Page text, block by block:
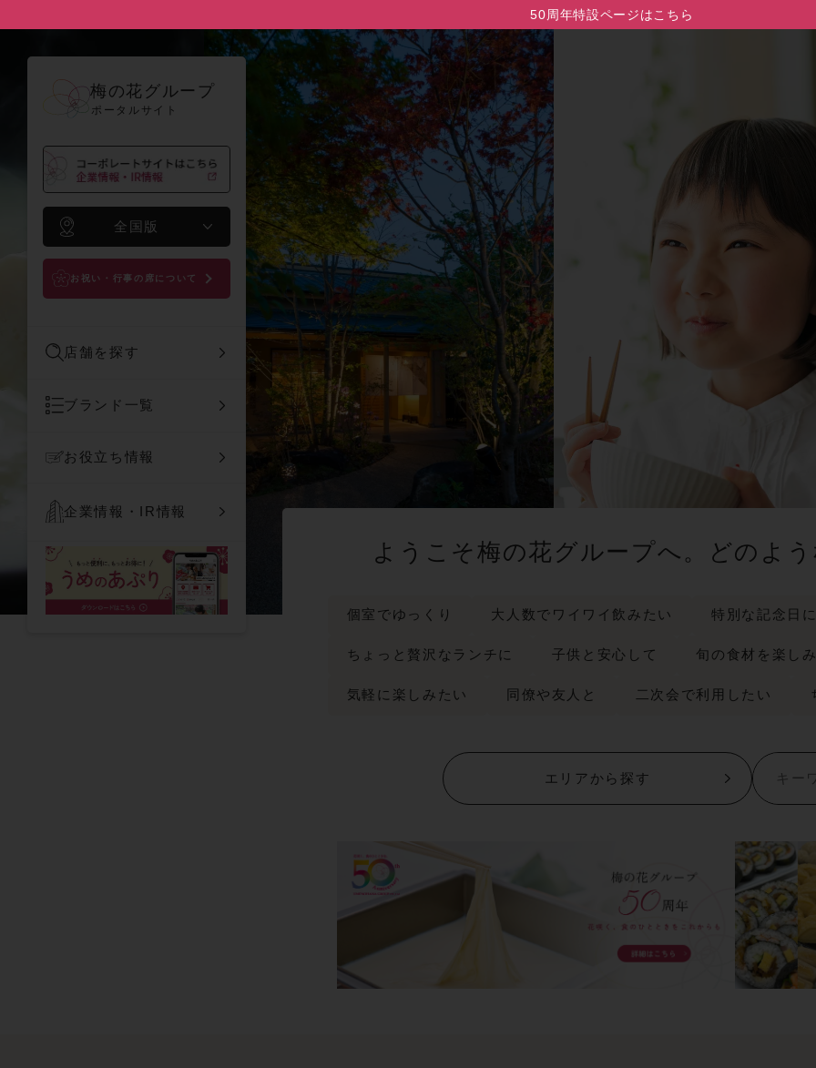
50周年特設ページはこちら
梅の花グループ
ポータルサイト
全国版
お祝い・行事の席について
店舗を探す
ブランド一覧
お役立ち情報
企業情報・IR情報
ようこそ梅の花グループへ。 どのよ
個室でゆっくり 大人数でワイワイ飲みたい 特別な記念日
ちょっと贅沢なランチに 子供と安心して 旬の食材を楽し
気軽に楽しみたい 同僚や友人と 二次会で利用したい
エリアから探す